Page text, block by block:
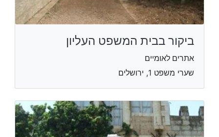
ביקור בבית המשפט העליון
אתרים לאומיים
שערי משפט 1, ירושלים